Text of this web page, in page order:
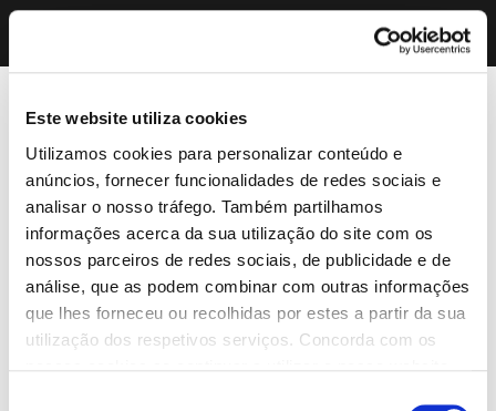
Este website utiliza cookies
Utilizamos cookies para personalizar conteúdo e
anúncios, fornecer funcionalidades de redes sociais e
analisar o nosso tráfego. Também partilhamos
informações acerca da sua utilização do site com os
nossos parceiros de redes sociais, de publicidade e de
análise, que as podem combinar com outras informações
que lhes forneceu ou recolhidas por estes a partir da sua
utilização dos respetivos serviços. Concorda com os